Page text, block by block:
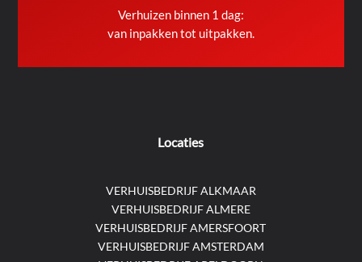
Verhuizen binnen 1 dag:
van inpakken tot uitpakken.
Locaties
VERHUISBEDRIJF ALKMAAR
VERHUISBEDRIJF ALMERE
VERHUISBEDRIJF AMERSFOORT
VERHUISBEDRIJF AMSTERDAM